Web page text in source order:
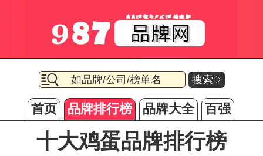
搜索▷
首页 品牌排行榜 品牌大全 百强
十大鸡蛋品牌排行榜